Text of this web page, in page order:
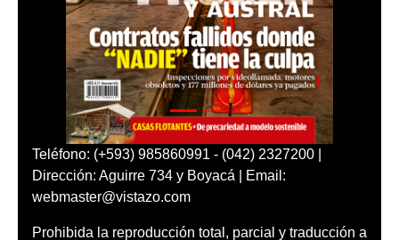
Teléfono: (+593) 985860991 - (042) 2327200 |
Dirección: Aguirre 734 y Boyacá | Email:
webmaster@vistazo.com
Prohibida la reproducción total, parcial y traducción a